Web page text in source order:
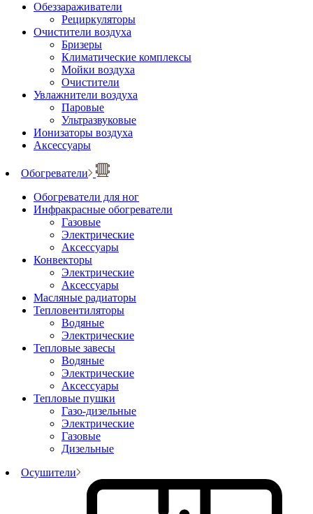
Обеззараживатели
Рециркуляторы
Очистители воздуха
Бризеры
Климатические комплексы
Мойки воздуха
Очистители
Увлажнители воздуха
Паровые
Ультразвуковые
Ионизаторы воздуха
Аксессуары
Обогреватели
Обогреватели для ног
Инфракрасные обогреватели
Газовые
Электрические
Аксессуары
Конвекторы
Электрические
Аксессуары
Масляные радиаторы
Тепловентиляторы
Водяные
Электрические
Тепловые завесы
Водяные
Электрические
Аксессуары
Тепловые пушки
Газо-дизельные
Электрические
Газовые
Дизельные
Осушители